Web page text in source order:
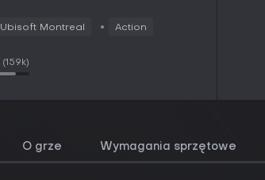
Ubisoft Montreal Action
(159k)
O grze Wymagania sprzętowe